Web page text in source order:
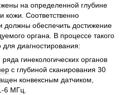
на определенной глубине
кожи. Соответственно
должны обеспечить достижение
органа. В процессе такого
для диагностирования:
гинекологических органов
с глубиной сканирования 30
конвексным датчиком,
6 МГц.